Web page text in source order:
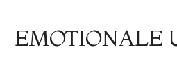
EMOTIONALE